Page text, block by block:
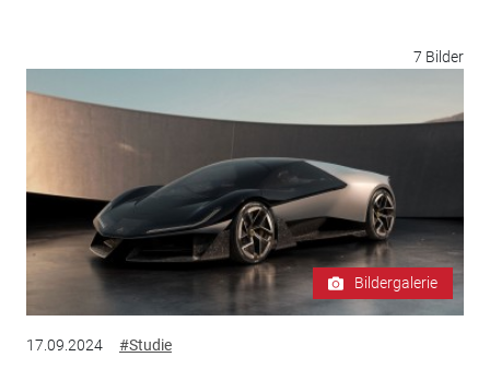
7 Bilder
Bildergalerie
17.09.2024 #Studie